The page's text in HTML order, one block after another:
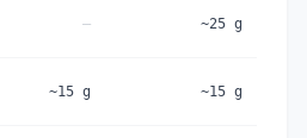
— ~25 g
~15 g ~15 g